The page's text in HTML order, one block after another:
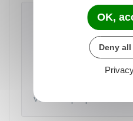
À savoir
Vous avez avantage à
prêt faites par
taux d'intérêt du prêt
la limite du maximum
vous est proposé.
OK,
Deny